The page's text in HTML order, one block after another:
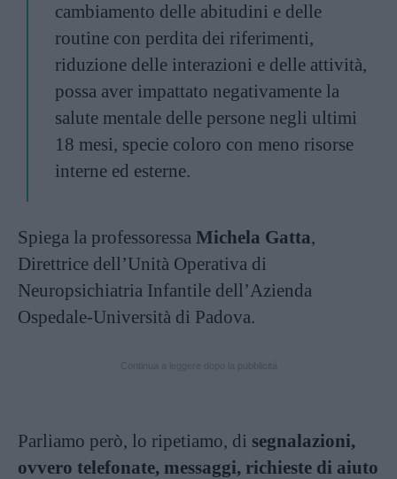
cambiamento delle abitudini e delle
routine con perdita dei riferimenti,
riduzione delle interazioni e delle attività,
possa aver impattato negativamente la
salute mentale delle persone negli ultimi
18 mesi, specie coloro con meno risorse
interne ed esterne.
Spiega la professoressa Michela Gatta,
Direttrice dell’Unità Operativa di
Neuropsichiatria Infantile dell’Azienda
Ospedale-Università di Padova.
Parliamo però, lo ripetiamo, di segnalazioni,
ovvero telefonate, messaggi, richieste di aiuto